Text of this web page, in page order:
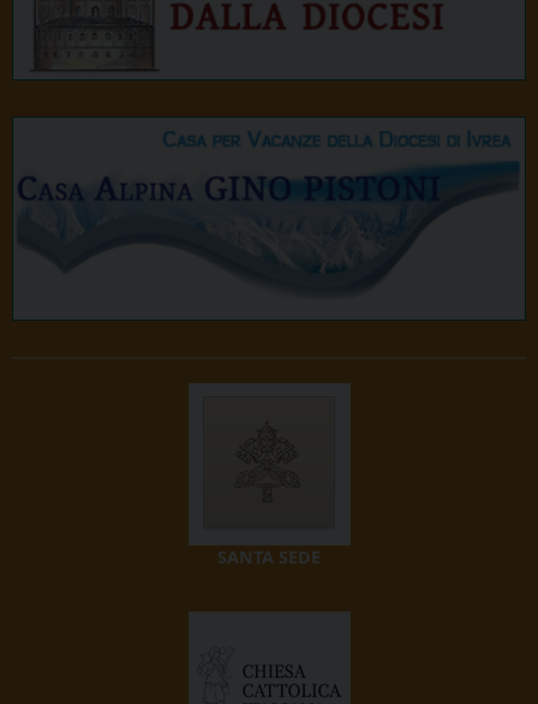
SANTA SEDE